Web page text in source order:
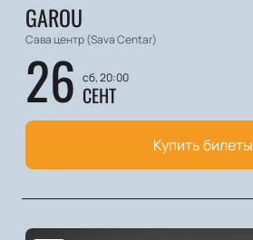
GAROU
Сава центр (Sava Centar)
26 сб, 20:00
СЕНТ
Купить билеты